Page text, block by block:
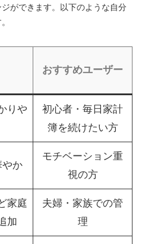
ができます。以下のような自分
おすすめユーザー
りや
初心者・毎日家計
簿を続けたい方
やか
モチベーション重
視の方
家庭
加
夫婦・家族での管
理